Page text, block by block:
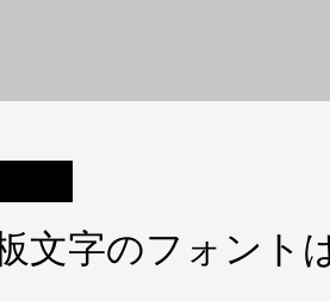
文字のフォント